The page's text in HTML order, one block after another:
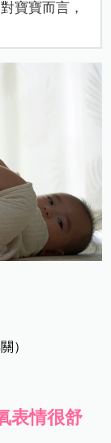
寶寶而言，
）
表情很舒